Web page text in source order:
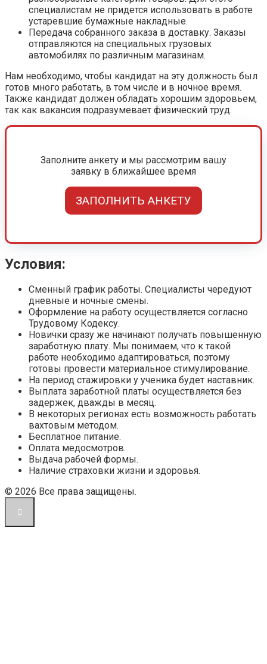
специалистам не придется использовать в работе
устаревшие бумажные накладные.
Передача собранного заказа в доставку. Заказы
отправляются на специальных грузовых
автомобилях по различным магазинам.
Нам необходимо, чтобы кандидат на эту должность был
готов много работать, в том числе и в ночное время.
Также кандидат должен обладать хорошим здоровьем,
так как вакансия подразумевает физический труд.
Заполните анкету и мы рассмотрим вашу
заявку в ближайшее время
ЗАПОЛНИТЬ АНКЕТУ
Условия:
Сменный график работы. Специалисты чередуют
дневные и ночные смены.
Оформление на работу осуществляется согласно
Трудовому Кодексу.
Новички сразу же начинают получать повышенную
заработную плату. Мы понимаем, что к такой
работе необходимо адаптироваться, поэтому
готовы провести материальное стимулирование.
На период стажировки у ученика будет наставник.
Выплата заработной платы осуществляется без
задержек, дважды в месяц.
В некоторых регионах есть возможность работать
вахтовым методом.
Бесплатное питание.
Оплата медосмотров.
Выдача рабочей формы.
Наличие страховки жизни и здоровья.
© 2026 Все права защищены.